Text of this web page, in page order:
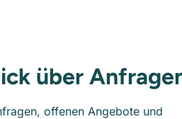
über
offenen Angebote und